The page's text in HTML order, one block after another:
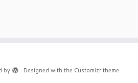
by · Designed with the Customizr theme ·